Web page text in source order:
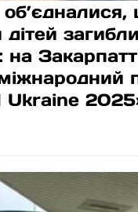
дітей
на
Ukraine